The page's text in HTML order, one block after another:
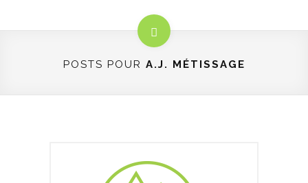
POSTS POUR A.J. MÉTISSAGE